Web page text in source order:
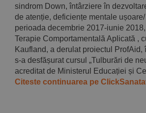
Magazin
sindrom Down, întârziere în
de atenție, deficiențe mentale
perioada decembrie 2017-iunie
Terapie Comportamentală Aplicată ,
Kaufland, a derulat proiectul ProfAid,
s-a desfășurat cursul „Tulburări de
acreditat de Ministerul Educației și
Citeste continuarea pe